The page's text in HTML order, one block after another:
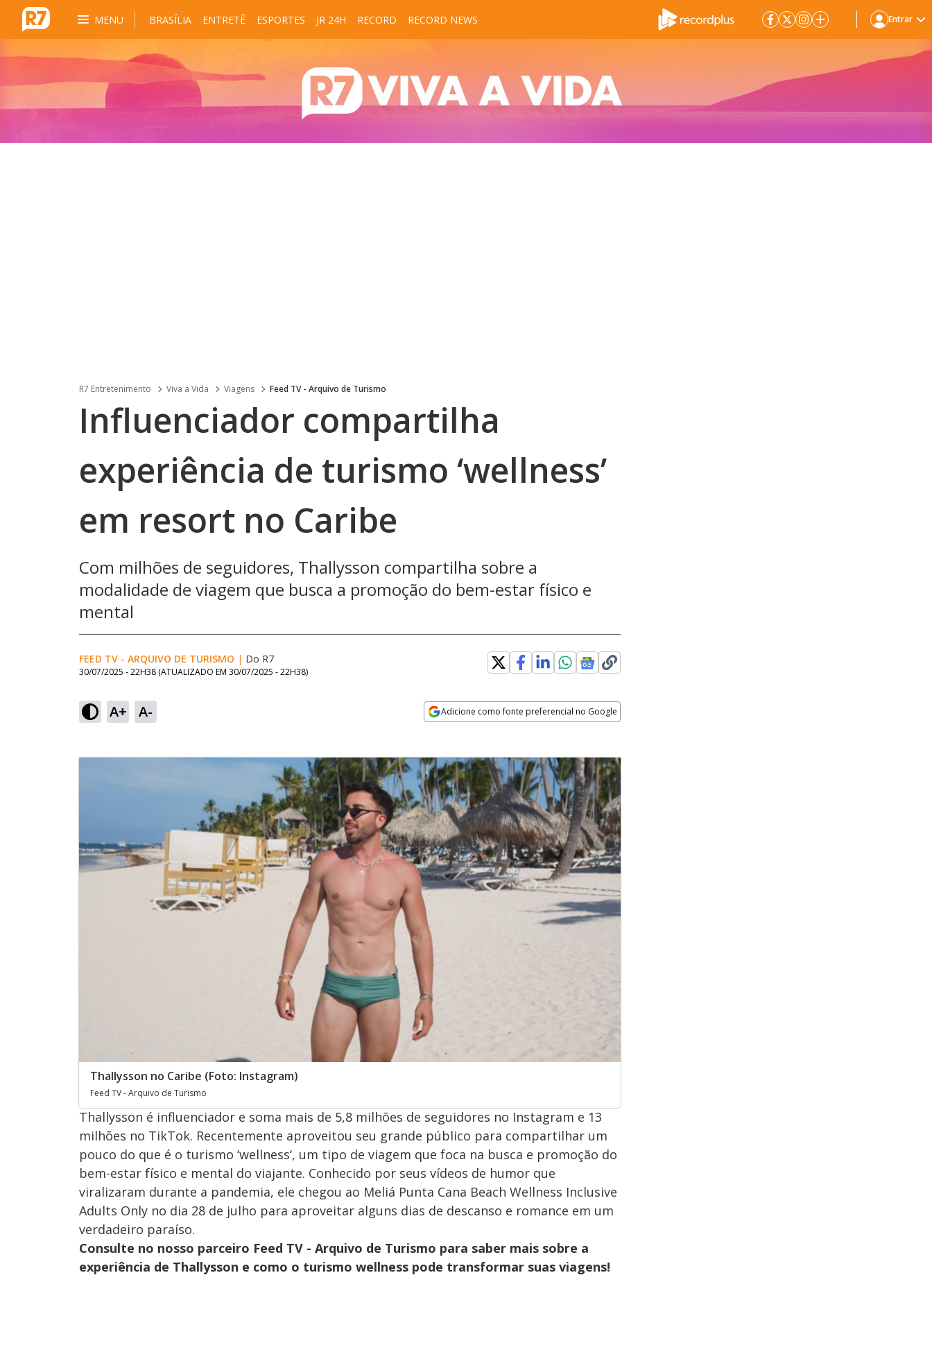
MENU BRASÍLIA ENTRETÊ ESPORTES JR 24H RECORD RECORD NEWS Entrar
R7 Entretenimento Viva a Vida Viagens Feed TV - Arquivo de Turismo
Influenciador compartilha
experiência de turismo ‘wellness’
em resort no Caribe
Com milhões de seguidores, Thallysson compartilha sobre a
modalidade de viagem que busca a promoção do bem-estar físico e
mental
FEED TV - ARQUIVO DE TURISMO | Do R7
30/07/2025 - 22H38 (ATUALIZADO EM 30/07/2025 - 22H38)
A+ A- Adicione como fonte preferencial no Google
Thallysson no Caribe (Foto: Instagram)
Feed TV - Arquivo de Turismo
Thallysson é influenciador e soma mais de 5,8 milhões de seguidores no Instagram e 13
milhões no TikTok. Recentemente aproveitou seu grande público para compartilhar um
pouco do que é o turismo ‘wellness‘, um tipo de viagem que foca na busca e promoção do
bem-estar físico e mental do viajante. Conhecido por seus vídeos de humor que
viralizaram durante a pandemia, ele chegou ao Meliá Punta Cana Beach Wellness Inclusive
Adults Only no dia 28 de julho para aproveitar alguns dias de descanso e romance em um
verdadeiro paraíso.
Consulte no nosso parceiro Feed TV - Arquivo de Turismo para saber mais sobre a
experiência de Thallysson e como o turismo wellness pode transformar suas viagens!